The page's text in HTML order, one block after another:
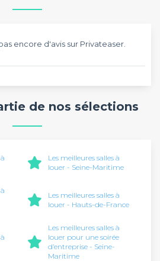
encore d'avis sur Privateaser.
de nos sélections
Les meilleures salles à
louer - Seine-Maritime
Les meilleures salles à
louer - Hauts-de-France
Les meilleures salles à
louer pour une soirée
d’entreprise - Seine-
Maritime